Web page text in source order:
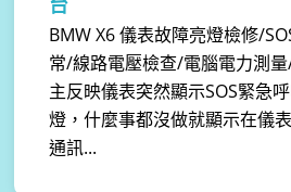
BMW X6 儀表故障亮燈檢修/
常/線路電壓檢查/電腦電力測
主反映儀表突然顯示SOS緊急
燈，什麼事都沒做就顯示在儀
通訊...